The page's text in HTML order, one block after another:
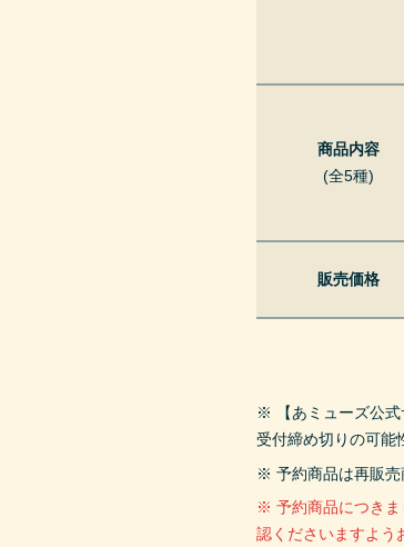
商品内容
(全5種)
販売価格
※ 【あミューズ公式
受付締め切りの可能
※ 予約商品は再販売
※ 予約商品につきま
認くださいますよう